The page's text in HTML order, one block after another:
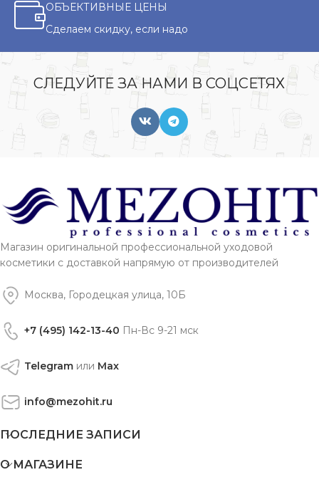
ОБЪЕКТИВНЫЕ ЦЕНЫ
Сделаем скидку, если надо
СЛЕДУЙТЕ ЗА НАМИ В СОЦСЕТЯХ
Магазин оригинальной профессиональной уходовой
косметики с доставкой напрямую от производителей
Москва, Городецкая улица, 10Б
+7 (495) 142-13-40 Пн-Вс 9-21 мск
Telegram или Max
info@mezohit.ru
ПОСЛЕДНИЕ ЗАПИСИ
О МАГАЗИНЕ